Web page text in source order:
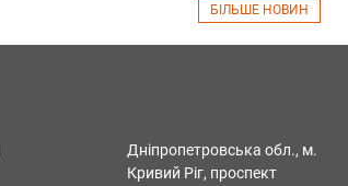
БІЛЬШЕ НОВИН
Дніпропетровська обл., м.
Кривий Ріг, проспект